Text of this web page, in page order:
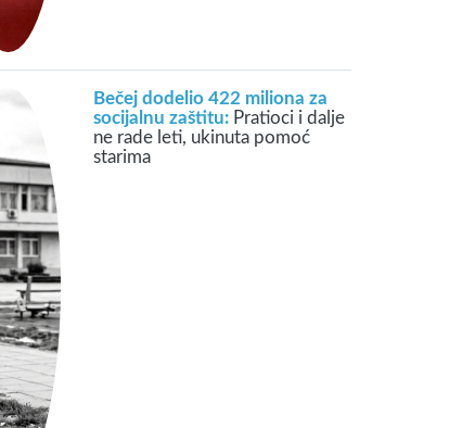
Bečej dodelio 422 miliona za
socijalnu zaštitu: Pratioci i dalje
ne rade leti, ukinuta pomoć
starima